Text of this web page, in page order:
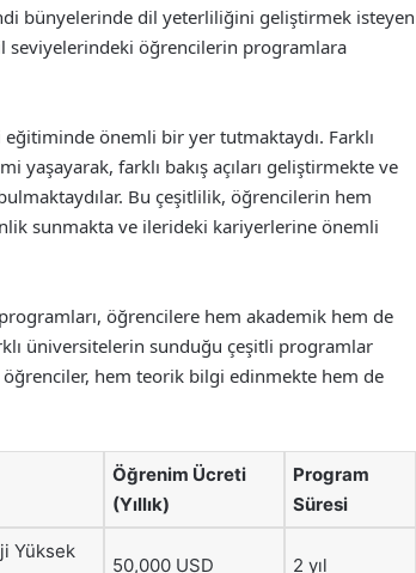
bünyelerinde dil yeterliliğini geliştirmek isteyen
seviyelerindeki öğrencilerin programlara
önemli bir yer tutmaktaydı. Farklı
farklı bakış açıları geliştirmekte ve
Bu çeşitlilik, öğrencilerin hem
sunmakta ve ilerideki kariyerlerine önemli
öğrencilere hem akademik hem de
üniversitelerin sunduğu çeşitli programlar
öğrenciler, hem teorik bilgi edinmekte hem de
Öğrenim Ücreti
(Yıllık)
Program
Süresi
Yüksek
50,000 USD 2 yıl